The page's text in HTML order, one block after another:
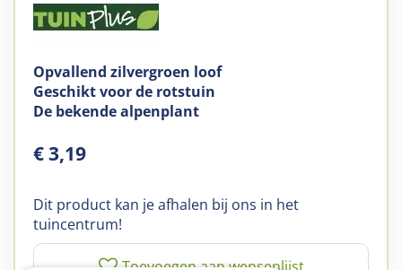
Opvallend zilvergroen loof
Geschikt voor de rotstuin
De bekende alpenplant
€3,19
Dit product kan je afhalen bij ons in het
tuincentrum!